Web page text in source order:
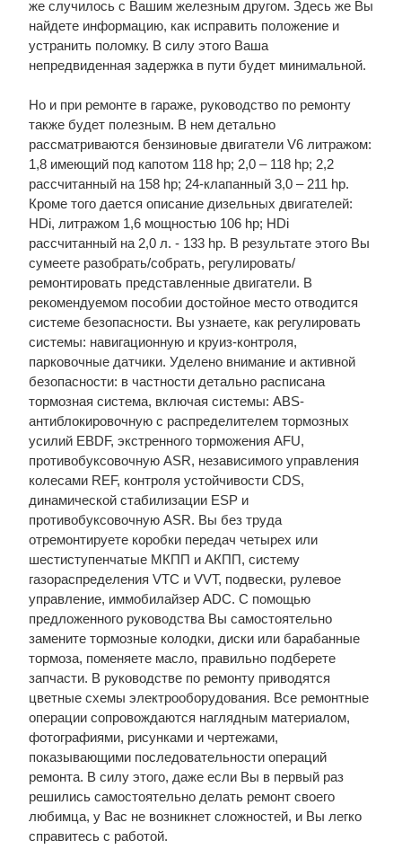
же случилось с Вашим железным другом. Здесь же Вы
найдете информацию, как исправить положение и
устранить поломку. В силу этого Ваша
непредвиденная задержка в пути будет минимальной.
Но и при ремонте в гараже, руководство по ремонту
также будет полезным. В нем детально
рассматриваются бензиновые двигатели V6 литражом:
1,8 имеющий под капотом 118 hp; 2,0 – 118 hp; 2,2
рассчитанный на 158 hp; 24-клапанный 3,0 – 211 hp.
Кроме того дается описание дизельных двигателей:
HDi, литражом 1,6 мощностью 106 hp; HDi
рассчитанный на 2,0 л. - 133 hp. В результате этого Вы
сумеете разобрать/собрать, регулировать/
ремонтировать представленные двигатели. В
рекомендуемом пособии достойное место отводится
системе безопасности. Вы узнаете, как регулировать
системы: навигационную и круиз-контроля,
парковочные датчики. Уделено внимание и активной
безопасности: в частности детально расписана
тормозная система, включая системы: ABS-
антиблокировочную с распределителем тормозных
усилий EBDF, экстренного торможения AFU,
противобуксовочную ASR, независимого управления
колесами REF, контроля устойчивости CDS,
динамической стабилизации ESP и
противобуксовочную ASR. Вы без труда
отремонтируете коробки передач четырех или
шестиступенчатые МКПП и АКПП, систему
газораспределения VTC и VVT, подвески, рулевое
управление, иммобилайзер ADC. С помощью
предложенного руководства Вы самостоятельно
замените тормозные колодки, диски или барабанные
тормоза, поменяете масло, правильно подберете
запчасти. В руководстве по ремонту приводятся
цветные схемы электрооборудования. Все ремонтные
операции сопровождаются наглядным материалом,
фотографиями, рисунками и чертежами,
показывающими последовательности операций
ремонта. В силу этого, даже если Вы в первый раз
решились самостоятельно делать ремонт своего
любимца, у Вас не возникнет сложностей, и Вы легко
справитесь с работой.